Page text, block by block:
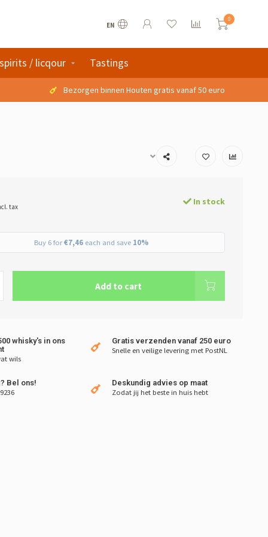
EN
0
/ licqour Tastings
Bezorgen binnen Houten gratis vanaf 50 euro
tax In stock
Buy 6 for €7,46each and save 10%
Add to cart
whisky's in ons
wils
Gratis verzenden vanaf 250 euro
Snelle en veilige levering met PostNL
Bel ons!
Deskundig advies op maat
Zodat jij het beste in huis hebt